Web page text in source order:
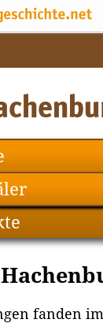
fanden im